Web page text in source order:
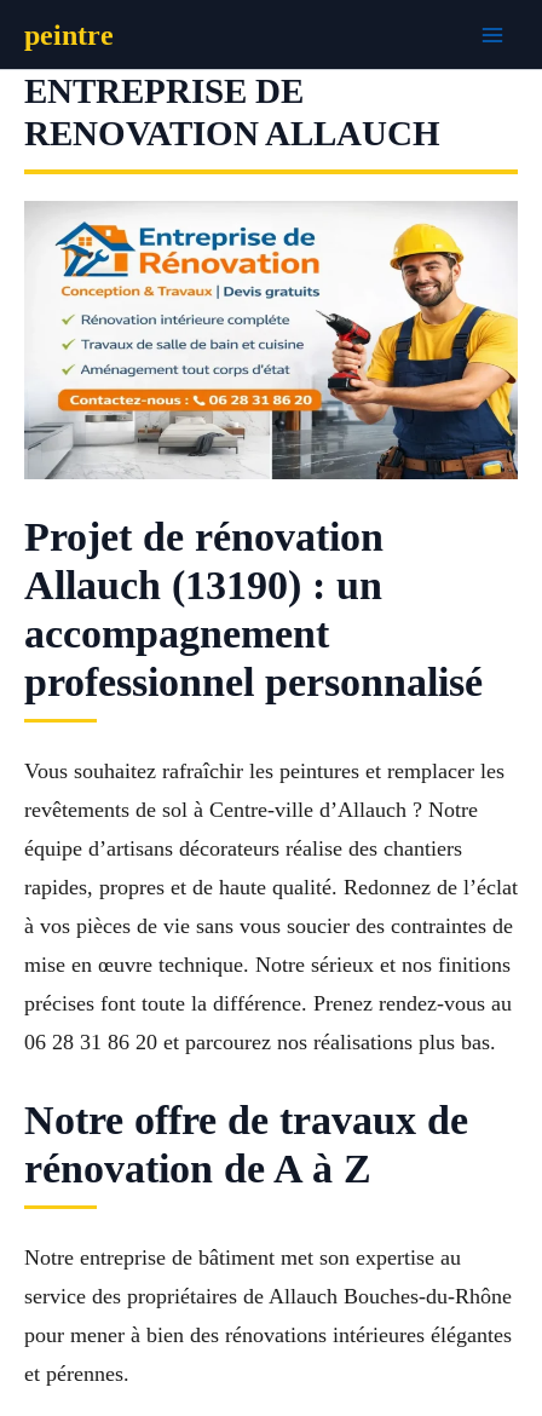
contenu
peintre
ENTREPRISE DE
RENOVATION ALLAUCH
Projet de rénovation
Allauch (13190) : un
accompagnement
professionnel personnalisé
Vous souhaitez rafraîchir les peintures et remplacer les
revêtements de sol à Centre-ville d’Allauch ? Notre
équipe d’artisans décorateurs réalise des chantiers
rapides, propres et de haute qualité. Redonnez de l’éclat
à vos pièces de vie sans vous soucier des contraintes de
mise en œuvre technique. Notre sérieux et nos finitions
précises font toute la différence. Prenez rendez-vous au
06 28 31 86 20 et parcourez nos réalisations plus bas.
Notre offre de travaux de
rénovation de A à Z
Notre entreprise de bâtiment met son expertise au
service des propriétaires de Allauch Bouches-du-Rhône
pour mener à bien des rénovations intérieures élégantes
et pérennes.